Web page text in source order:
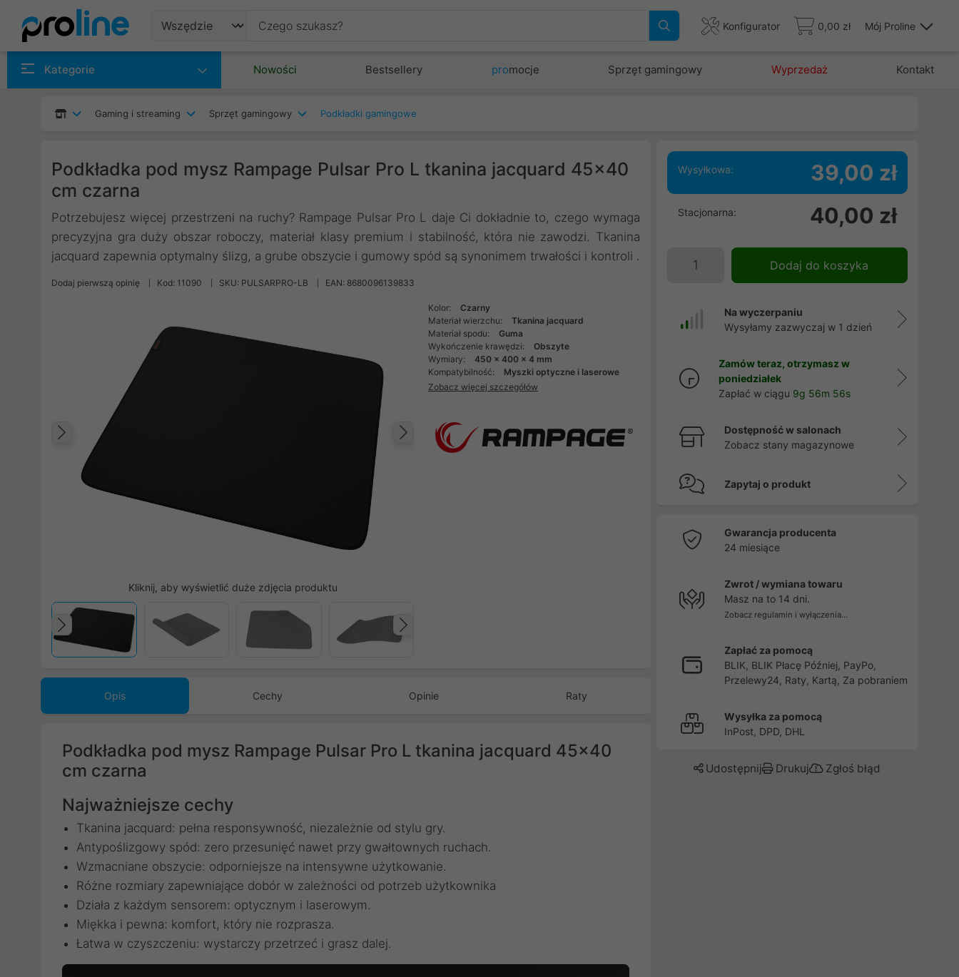
Konfigurator 0,00 zł Mój Proline
Kategorie Nowości Bestsellery promocje Sprzęt gamingowy Wyprzedaż Kontakt
Gaming i streaming Sprzęt gamingowy Podkładki gamingowe
Podkładka pod mysz Rampage Pulsar Pro L tkanina jacquard 45x40
cm czarna
Potrzebujesz więcej przestrzeni na ruchy? Rampage Pulsar Pro L daje Ci dokładnie to, czego wymaga
precyzyjna gra duży obszar roboczy, materiał klasy premium i stabilność, która nie zawodzi. Tkanina
jacquard zapewnia optymalny ślizg, a grube obszycie i gumowy spód są synonimem trwałości i kontroli .
Dodaj pierwszą opinię Kod: 11090 SKU: PULSARPRO-LB EAN: 8680096139833
Następny
Poprzedni
Kliknij, aby wyświetlić duże zdjęcia produktu
Poprzedni
Kolor:
Czarny
Materiał wierzchu:
Tkanina jacquard
Materiał spodu:
Guma
Wykończenie krawędzi:
Obszyte
Wymiary:
450 x 400 x 4 mm
Kompatybilność:
Myszki optyczne i laserowe
Zobacz więcej szczegółów
Opis Cechy Opinie Raty
Podkładka pod mysz Rampage Pulsar Pro L tkanina jacquard 45x40
cm czarna
Najważniejsze cechy
Tkanina jacquard: pełna responsywność, niezależnie od stylu gry.
Antypoślizgowy spód: zero przesunięć nawet przy gwałtownych ruchach.
Wzmacniane obszycie: odporniejsze na intensywne użytkowanie.
Różne rozmiary zapewniające dobór w zależności od potrzeb użytkownika
Działa z każdym sensorem: optycznym i laserowym.
Miękka i pewna: komfort, który nie rozprasza.
Łatwa w czyszczeniu: wystarczy przetrzeć i grasz dalej.
Wysyłkowa: 39,00 zł
Stacjonarna: 40,00 zł
Dodaj do koszyka
Na wyczerpaniu
Wysyłamy zazwyczaj w 1 dzień
Zamów teraz, otrzymasz w
poniedziałek
Zapłać w ciągu 9g 56m 56s
Dostępność w salonach
Zobacz stany magazynowe
Zapytaj o produkt
Gwarancja producenta
24 miesiące
Zwrot / wymiana towaru
Masz na to 14 dni.
Zobacz regulamin i wyłączenia...
Zapłać za pomocą
BLIK, BLIK Płacę Później, PayPo,
Przelewy24, Raty, Kartą, Za pobraniem
Wysyłka za pomocą
InPost, DPD, DHL
Udostępnij Drukuj Zgłoś błąd